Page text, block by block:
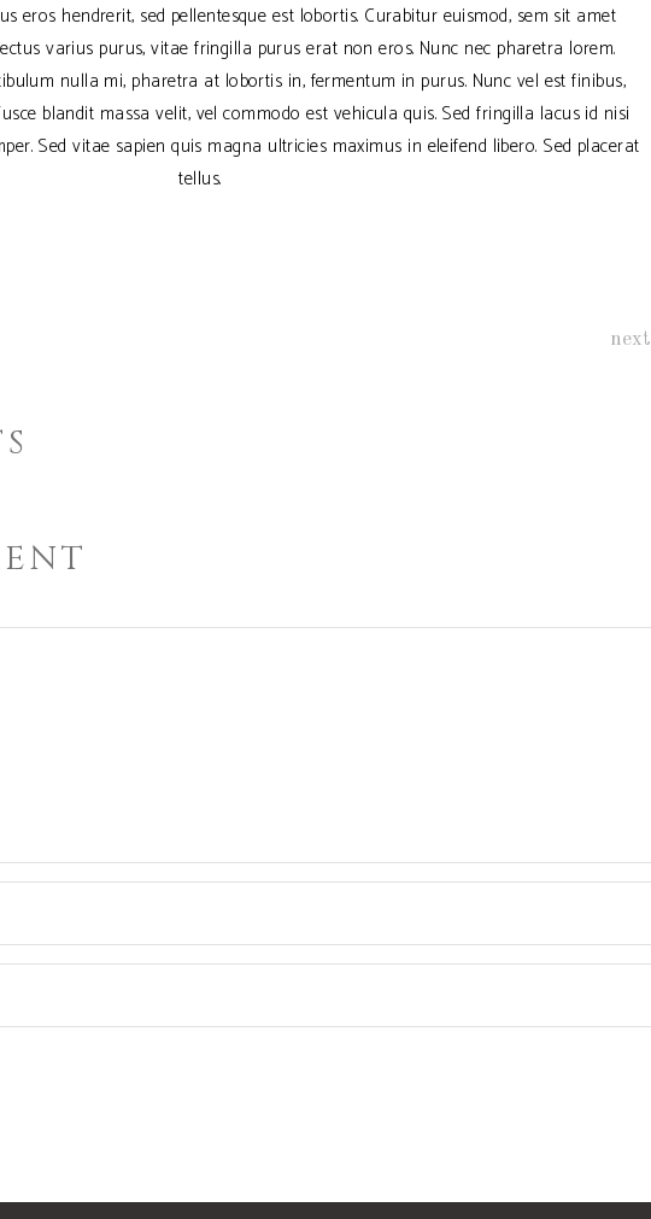
eros hendrerit, sed pellentesque est lobortis. Curabitur euismod, sem sit amet
varius purus, vitae fringilla purus erat non eros. Nunc nec pharetra lorem.
nulla mi, pharetra at lobortis in, fermentum in purus. Nunc vel est finibus,
blandit massa velit, vel commodo est vehicula quis. Sed fringilla lacus id nisi
Sed vitae sapien quis magna ultricies maximus in eleifend libero. Sed placerat
tellus.
next